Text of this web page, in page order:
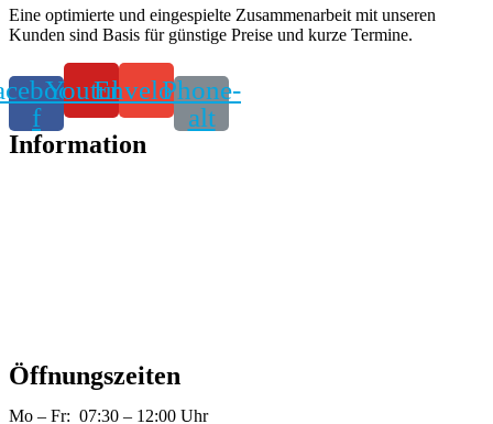
Eine optimierte und eingespielte Zusammenarbeit mit unseren
Kunden sind Basis für günstige Preise und kurze Termine.
f
YoutubeEnvelopePhone-
alt
Information
Öffnungszeiten
Mo – Fr: 07:30 – 12:00 Uhr